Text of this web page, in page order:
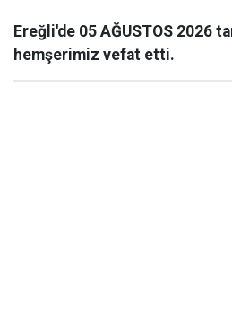
Ereğli'de 05 AĞUSTOS 2026
hemşerimiz vefat etti.